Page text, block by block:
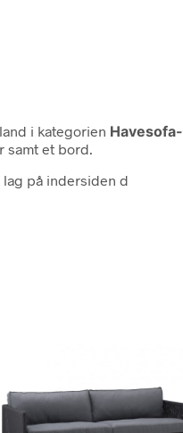
i kategorien
et bord.
på indersiden d